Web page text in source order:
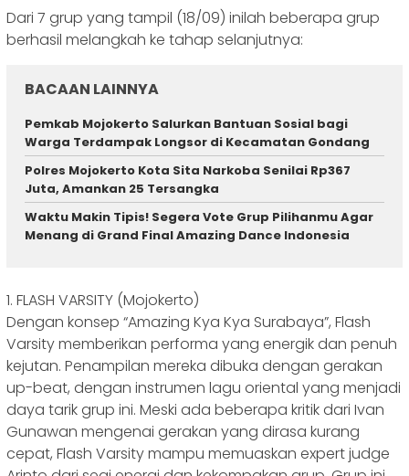
Dari 7 grup yang tampil (18/09) inilah beberapa grup
berhasil melangkah ke tahap selanjutnya:
BACAAN LAINNYA
Pemkab Mojokerto Salurkan Bantuan Sosial bagi
Warga Terdampak Longsor di Kecamatan Gondang
Polres Mojokerto Kota Sita Narkoba Senilai Rp367
Juta, Amankan 25 Tersangka
Waktu Makin Tipis! Segera Vote Grup Pilihanmu Agar
Menang di Grand Final Amazing Dance Indonesia
1. FLASH VARSITY (Mojokerto)
Dengan konsep “Amazing Kya Kya Surabaya”, Flash
Varsity memberikan performa yang energik dan penuh
kejutan. Penampilan mereka dibuka dengan gerakan
up-beat, dengan instrumen lagu oriental yang menjadi
daya tarik grup ini. Meski ada beberapa kritik dari Ivan
Gunawan mengenai gerakan yang dirasa kurang
cepat, Flash Varsity mampu memuaskan expert judge